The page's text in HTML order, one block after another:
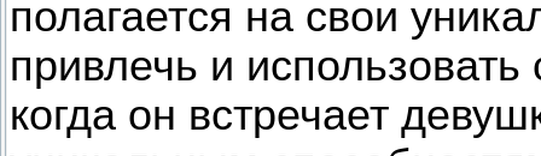
полагается на свои
привлечь и
когда он встречает